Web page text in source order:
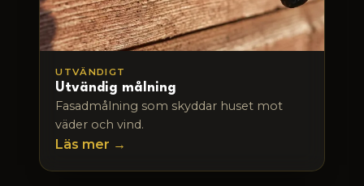
UTVÄNDIGT
Utvändig målning
Fasadmålning som skyddar huset mot
väder och vind.
Läs mer →